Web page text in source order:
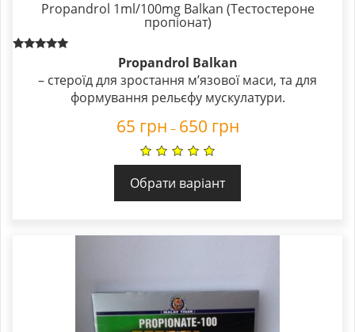
Propandrol 1ml/100mg Balkan (Тестостероне
пропіонат)
out of 5
Propandrol Balkan
– стероїд для зростання м’язової маси, та для
формування рельєфу мускулатури.
65 грн – 650 грн
Обрати варіант